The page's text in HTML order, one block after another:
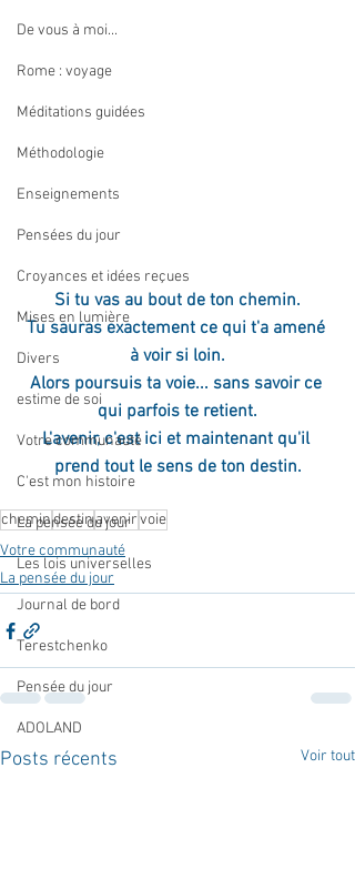
De vous à moi...
Rome : voyage
Méditations guidées
Méthodologie
Enseignements
Pensées du jour
Croyances et idées reçues
Mises en lumière
Divers
estime de soi
Votre communauté
C'est mon histoire
La pensée du jour
Les lois universelles
Journal de bord
Terestchenko
Pensée du jour
ADOLAND
Si tu vas au bout de ton chemin.
Tu sauras exactement ce qui t'a amené
à voir si loin.
Alors poursuis ta voie... sans savoir ce
qui parfois te retient.
L'avenir, c'est ici et maintenant qu'il
prend tout le sens de ton destin.
chemindestinavenirvoie
Votre communauté
La pensée du jour
Posts récents Voir tout